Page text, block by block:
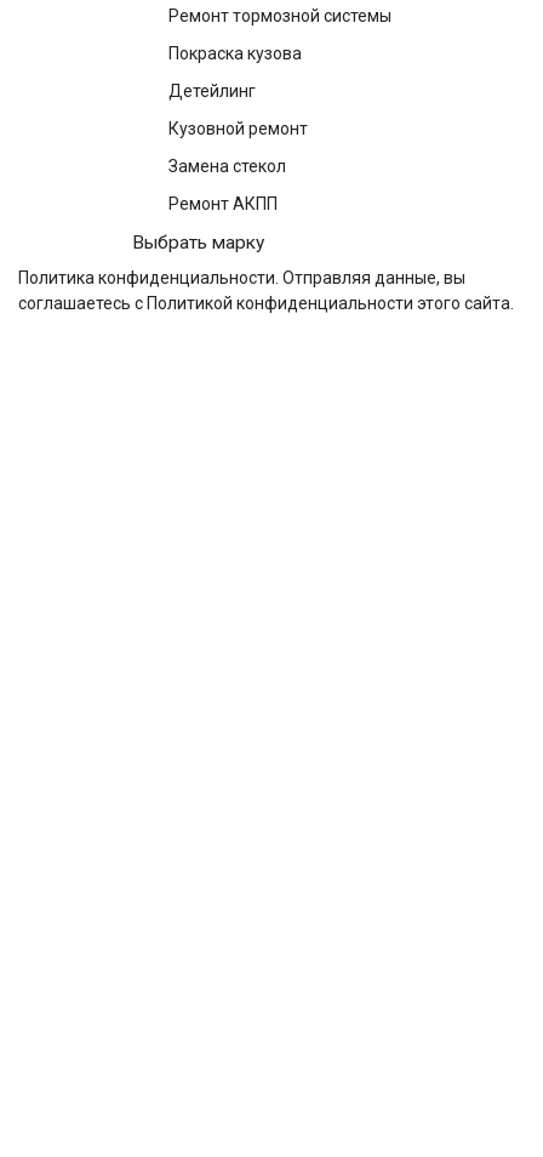
Ремонт тормозной системы
Покраска кузова
Детейлинг
Кузовной ремонт
Замена стекол
Ремонт АКПП
Выбрать марку
Политика конфиденциальности . Отправляя данные, вы
соглашаетесь с Политикой конфиденциальности этого сайта.